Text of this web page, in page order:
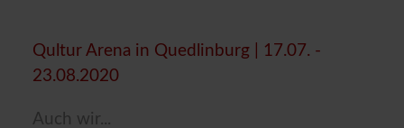
Qultur Arena in Quedlinburg | 17.07. -
23.08.2020
Auch wir...